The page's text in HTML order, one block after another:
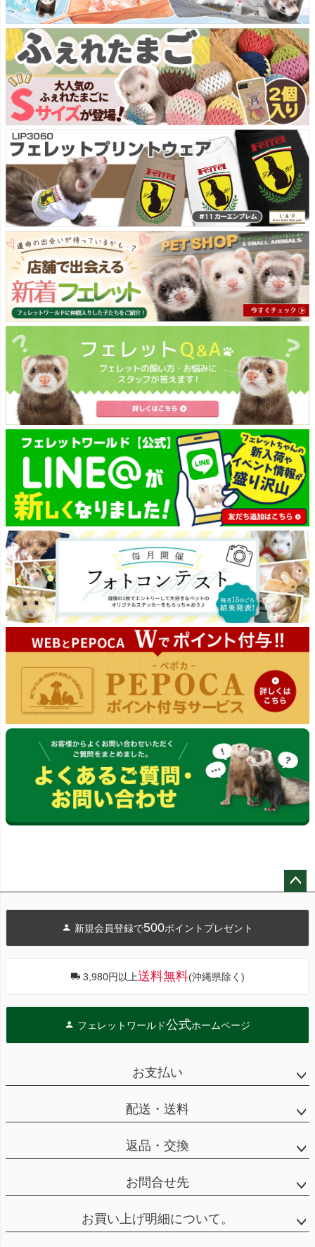
へ
新規会員登録で500ポイントプレゼント
3,980円以上送料無料(沖縄県除く)
フェレットワールド公式ホームページ
お支払い
配送・送料
返品・交換
お問合せ先
お買い上げ明細について。